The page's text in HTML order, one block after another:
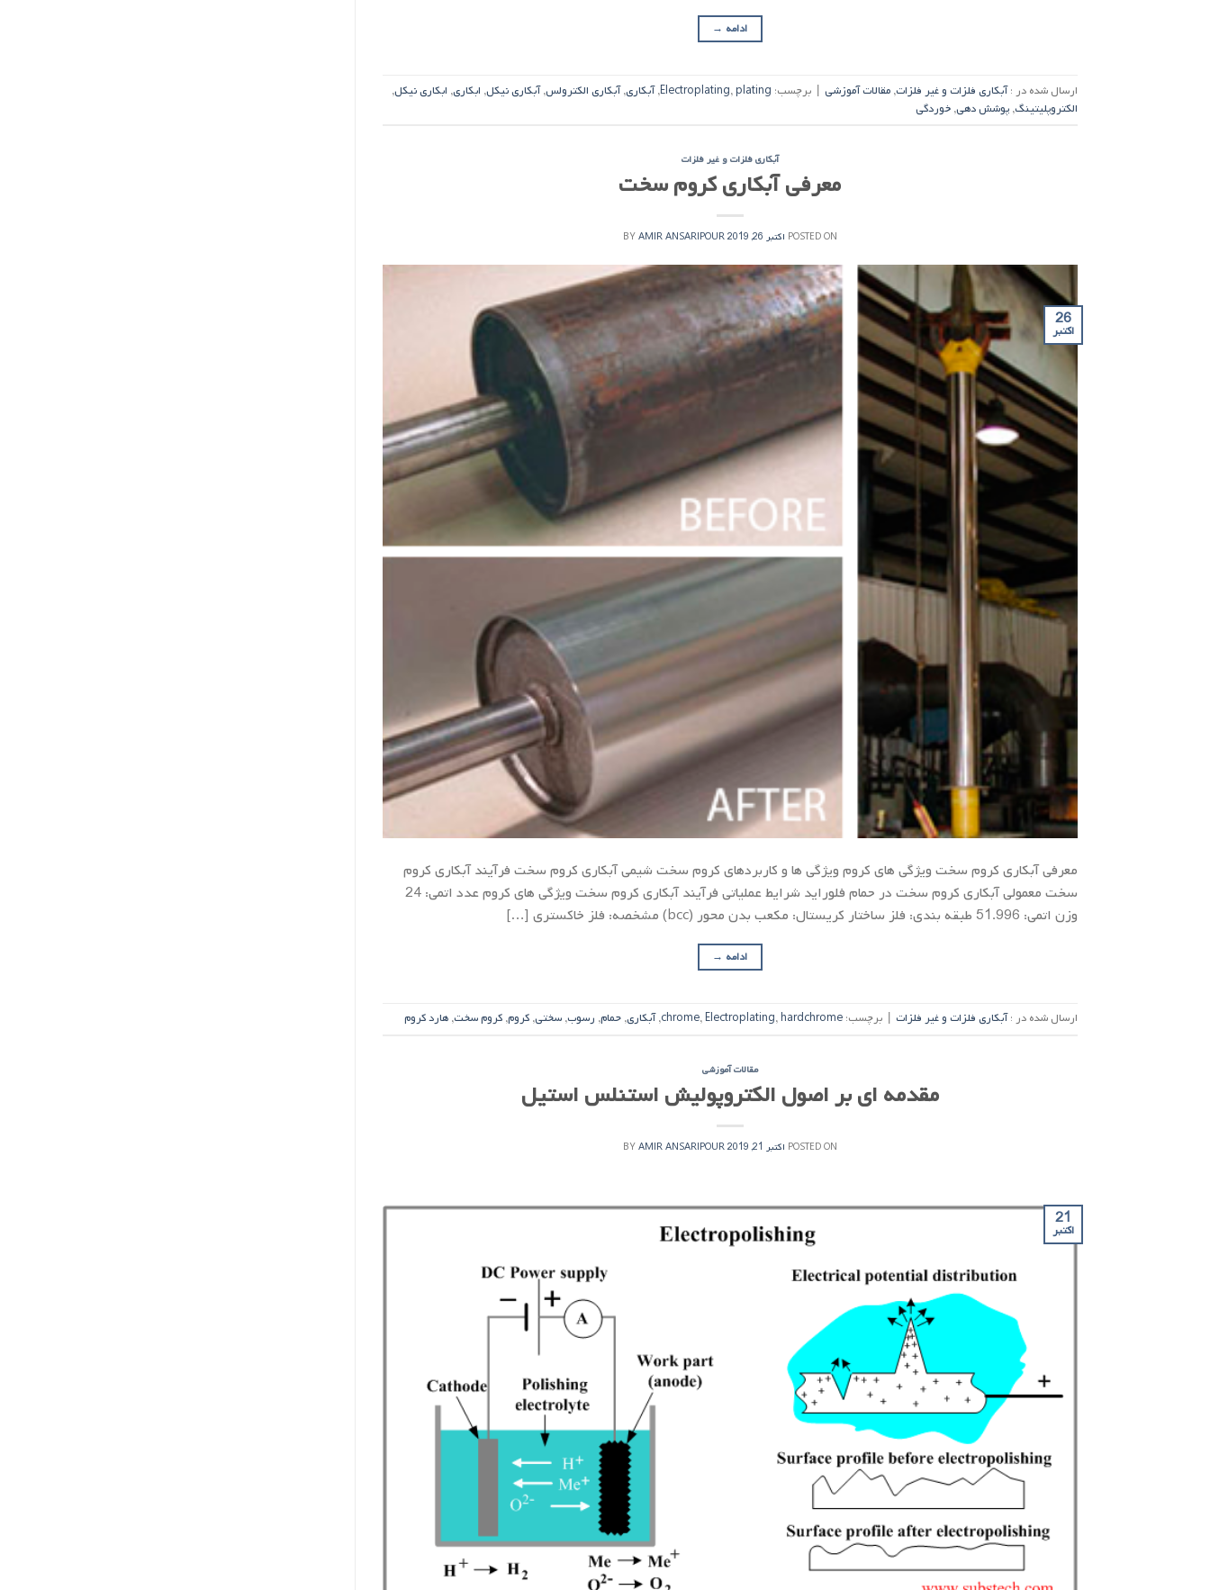
ادامه →
ارسال شده در :آبکاری فلزات و غیر فلزات, مقالات آموزشی | برچسب: Electroplating, plating
,آبکاری,آبکاری الکترولس,آبکاری نیکل, ابکاری, ابکاری نیکل,
الکتروپلیتینگ, پوشش دهی, خوردگی
آبکاری فلزات و غیر فلزات
معرفی آبکاری کروم سخت
POSTED ON اکتبر 26, 2019 BYAMIR ANSARIPOUR
26
اکتبر
معرفی آبکاری کروم سخت ویژگی های کروم ویژگی ها و کاربردهای کروم سخت شیمی آبکاری کروم سخت فرآیند آبکاری کروم
سخت معمولی آبکاری کروم سخت در حمام فلوراید شرایط عملیاتی فرآیند آبکاری کروم سخت ویژگی های کروم عدد اتمی: 24
وزن اتمی: 51.996 طبقه بندی: فلز ساختار کریستال: مکعب بدن محور (bcc) مشخصه: فلز خاکستری […]
ادامه →
ارسال شده در :آبکاری فلزات و غیر فلزات برچسب: chrome, Electroplating, hardchrome
,آبکاری, حمام, رسوب, سختی, کروم, کروم سخت, هارد کروم
مقالات آموزشی
مقدمه ای بر اصول الکتروپولیش استنلس استیل
POSTED ON اکتبر 21, 2019 BYAMIR ANSARIPOUR
21
اکتبر